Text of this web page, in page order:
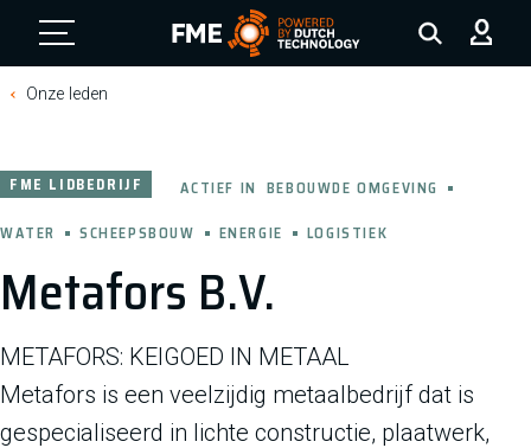
FME Logo, to the homepage
Onze leden
Metafors B.V.
FME LIDBEDRIJF ACTIEF IN BEBOUWDE OMGEVING
WATER
SCHEEPSBOUW ENERGIE LOGISTIEK
METAFORS: KEIGOED IN METAAL
Metafors is een veelzijdig metaalbedrijf dat is
gespecialiseerd in lichte constructie, plaatwerk,